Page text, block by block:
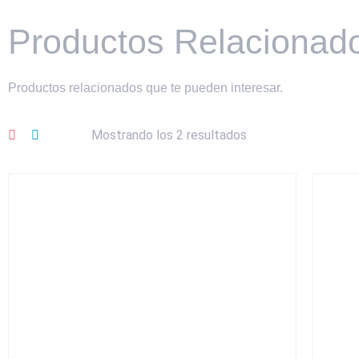
Productos
Productos relacionados que te pueden interesar.
Mostrando los 2 resultados